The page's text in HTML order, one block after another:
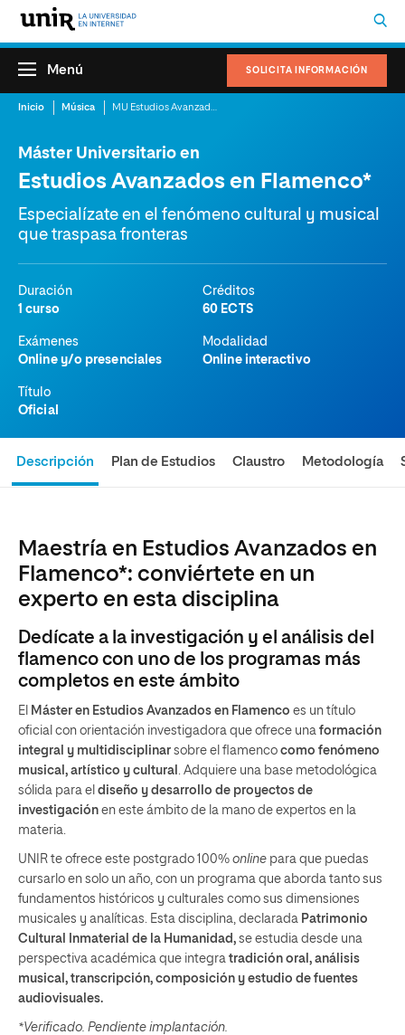
SOLICITA INFORMACIÓN
Menú
Inicio Música
Máster Universitario en
Estudios Avanzados en Flamenco*
Especialízate en el fenómeno cultural y musical
que traspasa fronteras
Duración
1 curso
Créditos
60 ECTS
Exámenes
Online y/o presenciales
Modalidad
Online interactivo
Título
Oficial
Descripción Plan de Estudios Claustro Metodología
Maestría en Estudios Avanzados en
Flamenco*: conviértete en un
experto en esta disciplina
Dedícate a la investigación y el análisis del
flamenco con uno de los programas más
completos en este ámbito
El Máster en Estudios Avanzados en Flamenco es un título
oficial con orientación investigadora que ofrece una formación
integral y multidisciplinar sobre el flamenco como fenómeno
musical, artístico y cultural . Adquiere una base metodológica
sólida para el diseño y desarrollo de proyectos de
investigación en este ámbito de la mano de expertos en la
materia.
UNIR te ofrece este postgrado 100% online para que puedas
cursarlo en solo un año, con un programa que aborda tanto sus
fundamentos históricos y culturales como sus dimensiones
musicales y analíticas. Esta disciplina, declarada Patrimonio
Cultural Inmaterial de la Humanidad, se estudia desde una
perspectiva académica que integra tradición oral, análisis
musical, transcripción, composición y estudio de fuentes
audiovisuales.
*Verificado. Pendiente implantación.